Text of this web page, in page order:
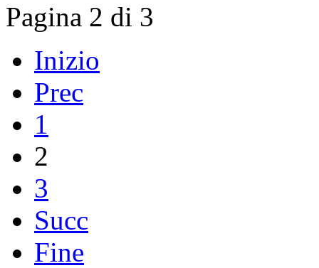
Pagina 2 di 3
Inizio
Prec
1
2
3
Succ
Fine